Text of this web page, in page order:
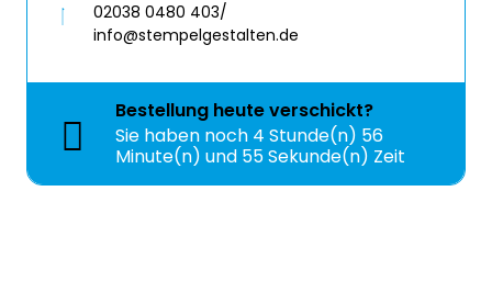
02038 0480 403/
info@stempelgestalten.de
Bestellung heuteverschickt?
Sie haben noch 4 Stunde(n) 56
Minute(n) und 55 Sekunde(n) Zeit